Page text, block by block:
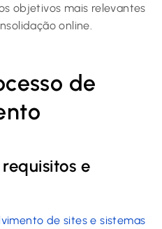
objetivos mais relevantes
online.
de
e
de sites e sistemas